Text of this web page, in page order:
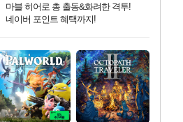
최대 90% 할인가를 만나보세요!
네이버혜택과 함께 만나보세요!
50%할인&추가 적립까지!
네이버 포인트 혜택까지!
10% 할인과
이니&베니 혜택까지!
네이버 혜택가와 함께 예약하세요!
할인&네이버혜택으로 만나보세요!
네이버페이 혜택과 만나보세요!
40주년 프로모션으로 만나보세요!
할인가에 만나보세요!
일부 에디션 상시 할인!
혜택으로 예약 판매 중
편안하게 충전하세요